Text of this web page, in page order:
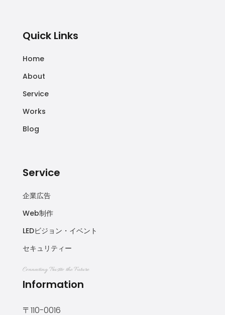
Quick Links
Home
About
Service
Works
Blog
Service
企業広告
Web制作
LEDビジョン・イベント
セキュリティー
Connecting Trustto the Future
Information
〒110-0016